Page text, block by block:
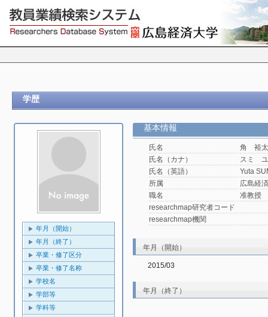
学歴
年月（開始）
年月（終了）
卒業・修了区分
卒業・修了名称
学校名
学部等
学科等
基本情報
氏名
角 裕太
氏名（カナ）
スミ
氏名（英語）
Yuta
所属
広島経
職名
准教授
researchmap研究者コード
researchmap機関
年月（開始）
2015/03
年月（終了）